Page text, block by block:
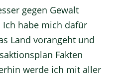
gegen Gewalt
Ich habe mich dafür
Land vorangeht und
Fakten
werde ich mit aller